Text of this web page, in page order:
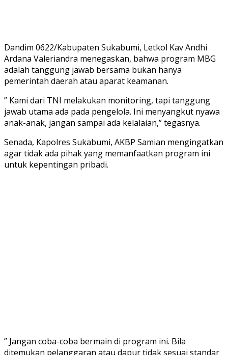
Dandim 0622/Kabupaten Sukabumi, Letkol Kav Andhi
Ardana Valeriandra menegaskan, bahwa program MBG
adalah tanggung jawab bersama bukan hanya
pemerintah daerah atau aparat keamanan.
” Kami dari TNI melakukan monitoring, tapi tanggung
jawab utama ada pada pengelola. Ini menyangkut nyawa
anak-anak, jangan sampai ada kelalaian,” tegasnya.
Senada, Kapolres Sukabumi, AKBP Samian mengingatkan
agar tidak ada pihak yang memanfaatkan program ini
untuk kepentingan pribadi.
” Jangan coba-coba bermain di program ini. Bila
ditemukan pelanggaran atau dapur tidak sesuai standar